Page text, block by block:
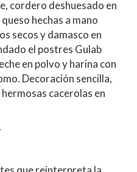
cordero deshuesado en
hechas a mano
secos y damasco en
el postres Gulab
en polvo y harina con
Decoración sencilla,
cacerolas en